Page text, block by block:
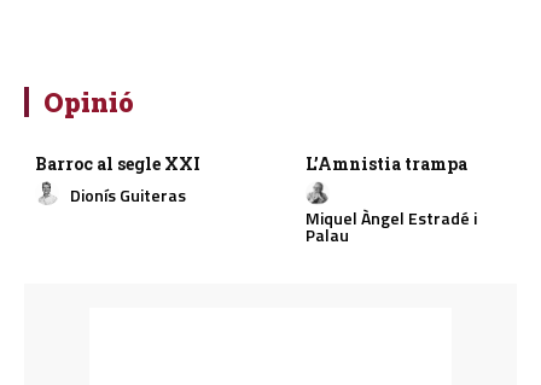
Opinió
Barroc al segle XXI
Dionís Guiteras
L’Amnistia trampa
Miquel Àngel Estradé i
Palau